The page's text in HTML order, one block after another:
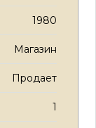
1980
Магазин
Продает
1